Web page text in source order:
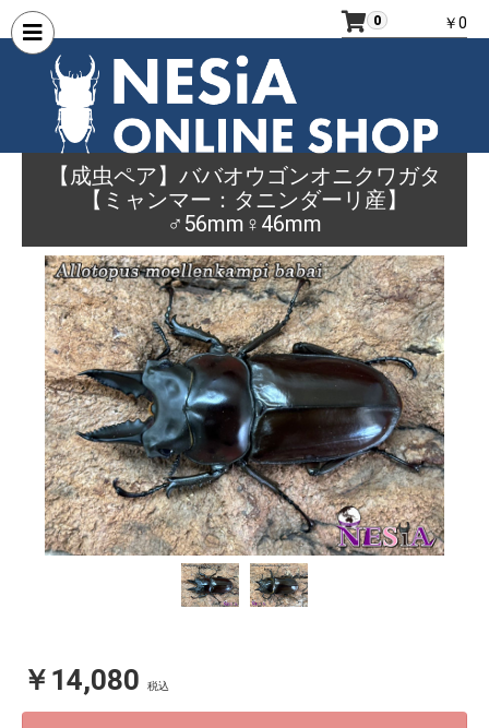
0 ￥0
【成虫ペア】ババオウゴンオニクワガタ
【ミャンマー：タニンダーリ産】
♂56mm♀46mm
￥14,080 税込